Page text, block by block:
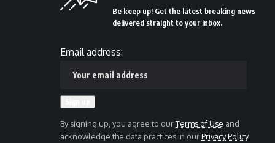
Be keep up! Get the latest breaking news
delivered straight to your inbox.
Email address:
By signing up, you agree to ourTerms of Use and
acknowledge the data practices in ourPrivacy Policy.